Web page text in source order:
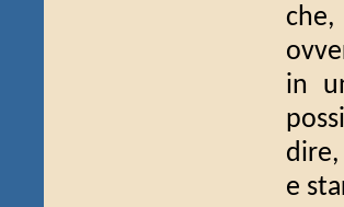
che,
in
e